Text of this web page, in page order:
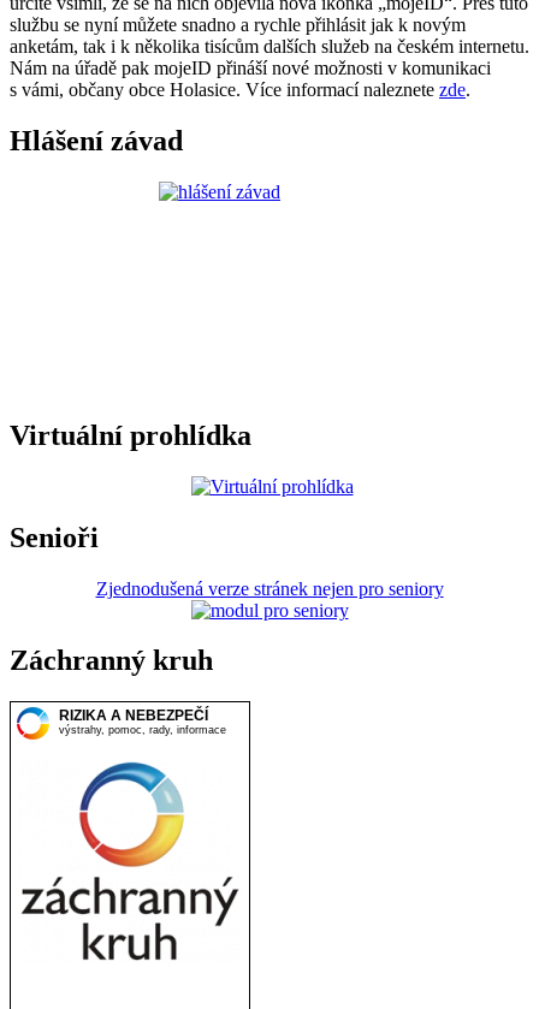
službu se nyní můžete snadno a rychle přihlásit jak k novým
anketám, tak i k několika tisícům dalších služeb na českém internetu.
Nám na úřadě pak mojeID přináší nové možnosti v komunikaci
s vámi, občany obce Holasice. Více informací naleznete zde.
Hlášení závad
Virtuální prohlídka
Senioři
Zjednodušená verze stránek nejen pro seniory
Záchranný kruh